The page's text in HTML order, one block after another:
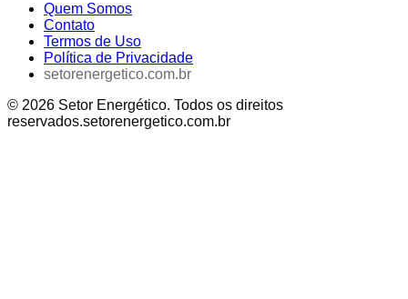
Quem Somos
Contato
Termos de Uso
Política de Privacidade
setorenergetico.com.br
© 2026 Setor Energético. Todos os direitos
reservados.setorenergetico.com.br